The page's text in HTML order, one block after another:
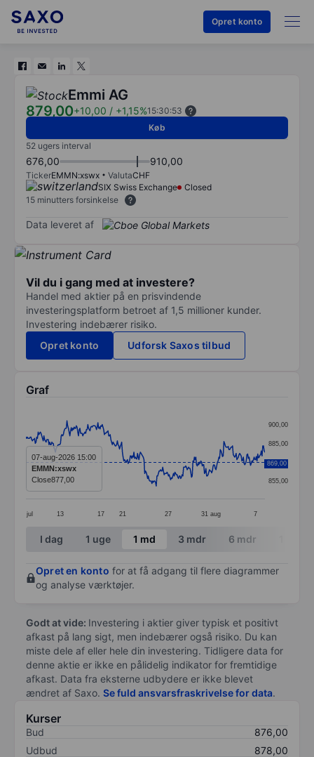
Opret konto
Emmi AG
879,00+10,00 / +1,15%15:30:53
Køb
52 ugers interval
676,00 910,00
TickerEMMN:xswx ValutaCHF
SIX Swiss Exchange
Closed
15 minutters forsinkelse
Data leveret af
Vil du i gang med at investere?
Handel med aktier på en prisvindende
investeringsplatform betroet af 1,5 millioner kunder.
Investering indebærer risiko.
Opret konto
Udforsk Saxos tilbud
Graf
Line chart with 333 data points.
The chart has 1 X axis displaying categories.
The chart has 1 Y axis displaying values. Data
jul 13 17 21 27 31 aug 7
855,00
870,00
885,00
900,00
869,00
07-aug-2026 15:00
EMMN:xswx
Close877,00
End of interactive chart.
I dag 1 uge 1 md 3 mdr 6 mdr
Opret en konto for at få adgang til flere diagrammer
og analyse værktøjer.
Godt at vide: Investering i aktier giver typisk et positivt
afkast på lang sigt, men indebærer også risiko. Du kan
miste dele af eller hele din investering. Tidligere data for
denne aktie er ikke en pålidelig indikator for fremtidige
afkast. Data fra eksterne udbydere er ikke blevet
ændret af Saxo. Se fuld ansvarsfraskrivelse for data.
Kurser
Bud
876,00
Udbud
878,00